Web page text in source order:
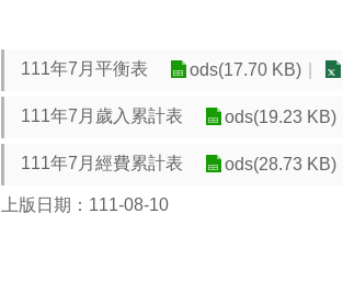
111年7月平衡表 ods(17.70 KB)
111年7月歲入累計表 ods(19.23 KB)
111年7月經費累計表 ods(28.73 KB)
上版日期：111-08-10